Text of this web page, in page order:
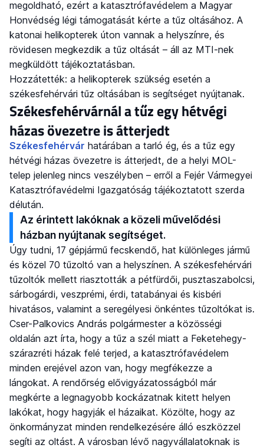
megoldható, ezért a katasztrófavédelem a Magyar
Honvédség légi támogatását kérte a tűz oltásához. A
katonai helikopterek úton vannak a helyszínre, és
rövidesen megkezdik a tűz oltását – áll az MTI-nek
megküldött tájékoztatásban.
Hozzátették: a helikopterek szükség esetén a
székesfehérvári tűz oltásában is segítséget nyújtanak.
Székesfehérvárnál a tűz egy hétvégi
házas övezetre is átterjedt
Székesfehérvár határában a tarló ég, és a tűz egy
hétvégi házas övezetre is átterjedt, de a helyi MOL-
telep jelenleg nincs veszélyben – erről a Fejér Vármegyei
Katasztrófavédelmi Igazgatóság tájékoztatott szerda
délután.
Az érintett lakóknak a közeli művelődési
házban nyújtanak segítséget.
Úgy tudni, 17 gépjármű fecskendő, hat különleges jármű
és közel 70 tűzoltó van a helyszínen. A székesfehérvári
tűzoltók mellett riasztották a pétfürdői, pusztaszabolcsi,
sárbogárdi, veszprémi, érdi, tatabányai és kisbéri
hivatásos, valamint a seregélyesi önkéntes tűzoltókat is.
Cser-Palkovics András polgármester a közösségi
oldalán azt írta, hogy a tűz a szél miatt a Feketehegy-
szárazréti házak felé terjed, a katasztrófavédelem
minden erejével azon van, hogy megfékezze a
lángokat. A rendőrség elővigyázatosságból már
megkérte a legnagyobb kockázatnak kitett helyen
lakókat, hogy hagyják el házaikat. Közölte, hogy az
önkormányzat minden rendelkezésére álló eszközzel
segíti az oltást. A városban lévő nagyvállalatoknak is